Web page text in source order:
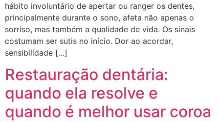
hábito involuntário de apertar ou ranger os dentes,
principalmente durante o sono, afeta não apenas o
sorriso, mas também a qualidade de vida. Os sinais
costumam ser sutis no início. Dor ao acordar,
sensibilidade […]
Restauração dentária:
quando ela resolve e
quando é melhor usar coroa